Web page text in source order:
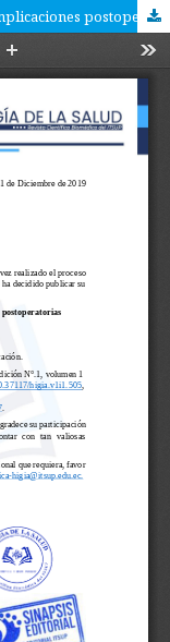
Rol de la enfermería en pacientes con complicaciones postoperatorias cardiovasculares